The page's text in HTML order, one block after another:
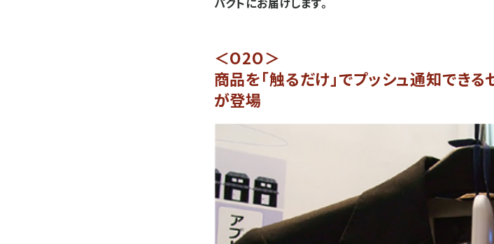
＜O2O＞
商品を「触るだけ」でプッシュ通知でき
が登場